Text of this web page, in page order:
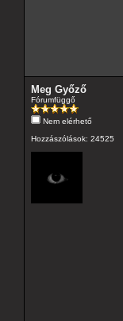
Meg Győző
Fórumfüggő
Nem elérhető
Hozzászólások: 24525